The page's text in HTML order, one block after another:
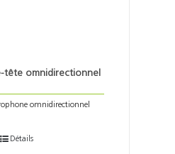
tête omnidirectionnel
omnidirectionnel
Détails